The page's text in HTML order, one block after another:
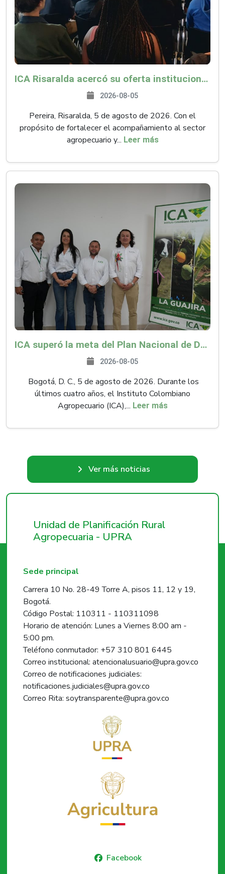
ICA Risaralda acercó su oferta institucional a productores y emprendedores en Expocamello
2026-08-05
Pereira, Risaralda, 5 de agosto de 2026. Con el
propósito de fortalecer el acompañamiento al sector
agropecuario y... Leer más
ICA superó la meta del Plan Nacional de Desarrollo y abrió 61 mercados internacionales
2026-08-05
Bogotá, D. C., 5 de agosto de 2026. Durante los
últimos cuatro años, el Instituto Colombiano
Agropecuario (ICA),... Leer más
Ver más noticias
Unidad de Planificación Rural
Agropecuaria - UPRA
Sede principal
Carrera 10 No. 28-49 Torre A, pisos 11, 12 y 19,
Bogotá.
Código Postal: 110311 - 110311098
Horario de atención: Lunes a Viernes 8:00 am -
5:00 pm.
Teléfono conmutador: +57 310 801 6445
Correo institucional: atencionalusuario@upra.gov.co
Correo de notificaciones judiciales:
notificaciones.judiciales@upra.gov.co
Correo Rita: soytransparente@upra.gov.co
Facebook